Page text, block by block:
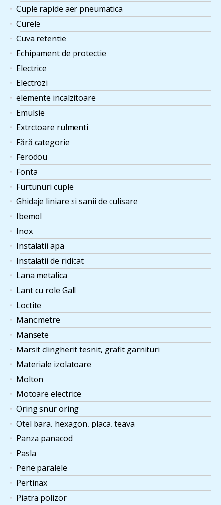
Cuple rapide aer pneumatica
Curele
Cuva retentie
Echipament de protectie
Electrice
Electrozi
elemente incalzitoare
Emulsie
Extrctoare rulmenti
Fără categorie
Ferodou
Fonta
Furtunuri cuple
Ghidaje liniare si sanii de culisare
Ibemol
Inox
Instalatii apa
Instalatii de ridicat
Lana metalica
Lant cu role Gall
Loctite
Manometre
Mansete
Marsit clingherit tesnit, grafit garnituri
Materiale izolatoare
Molton
Motoare electrice
Oring snur oring
Otel bara, hexagon, placa, teava
Panza panacod
Pasla
Pene paralele
Pertinax
Piatra polizor